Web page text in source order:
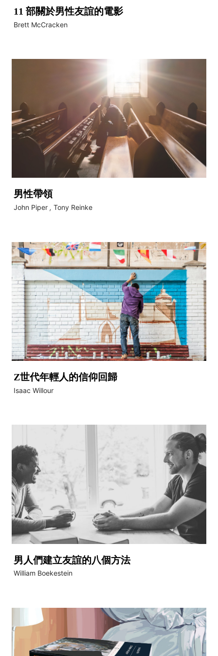
11 部關於男性友誼的電影
Brett McCracken
男性帶領
John Piper , Tony Reinke
Z世代年輕人的信仰回歸
Isaac Willour
男人們建立友誼的八個方法
William Boekestein